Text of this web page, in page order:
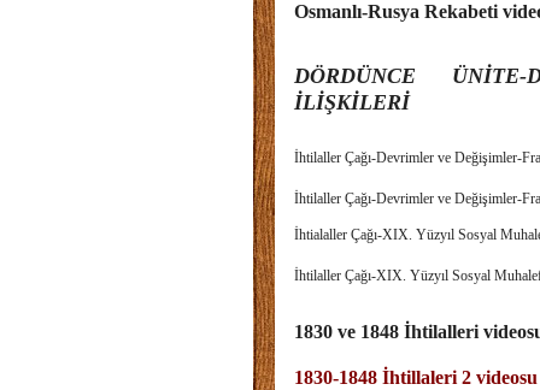
Osmanlı-Rusya Rekabeti
DÖRDÜNCE
İLİŞKİLERİ
İhtilaller Çağı-Devrimler ve Değişimler-
İhtilaller Çağı-Devrimler ve Değişimler-
İhtialaller Çağı-XIX. Yüzyıl Sosyal
İhtilaller Çağı-XIX. Yüzyıl Sosyal
1830 ve 1848 İhtilalleri
1830-1848 İhtillaleri 2